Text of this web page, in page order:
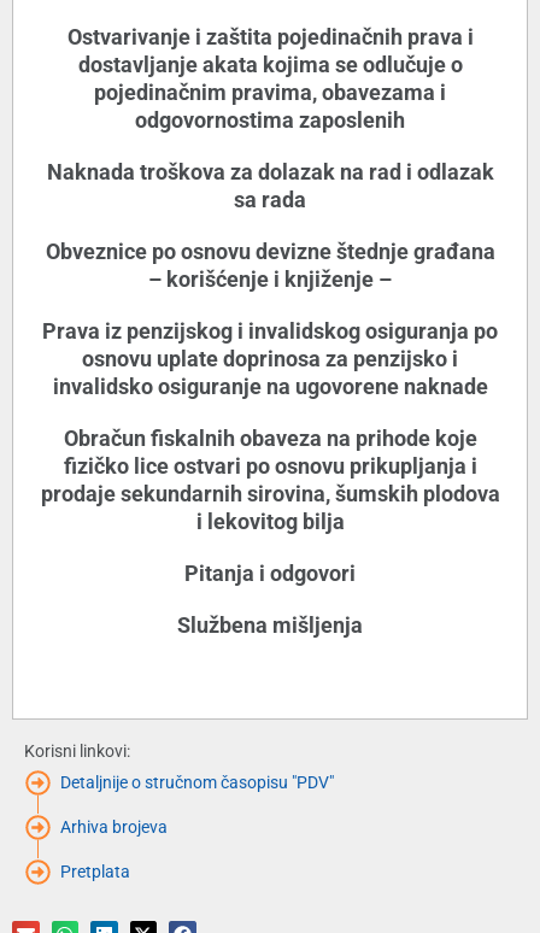
Ostvarivanje i zaštita pojedinačnih prava i
dostavljanje akata kojima se odlučuje o
pojedinačnim pravima, obavezama i
odgovornostima zaposlenih
Naknada troškova za dolazak na rad i odlazak
sa rada
Obveznice po osnovu devizne štednje građana
– korišćenje i knjiženje –
Prava iz penzijskog i invalidskog osiguranja po
osnovu uplate doprinosa za penzijsko i
invalidsko osiguranje na ugovorene naknade
Obračun fiskalnih obaveza na prihode koje
fizičko lice ostvari po osnovu prikupljanja i
prodaje sekundarnih sirovina, šumskih plodova
i lekovitog bilja
Pitanja i odgovori
Službena mišljenja
Korisni linkovi:
Detaljnije o stručnom časopisu "PDV"
Arhiva brojeva
Pretplata